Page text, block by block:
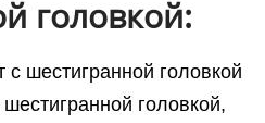
головкой:
шестигранной головкой
головкой,